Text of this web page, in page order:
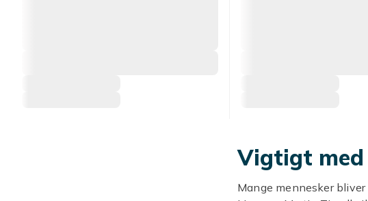
Vigtigt
Mange mennesker